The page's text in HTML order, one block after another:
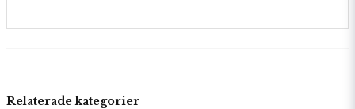
Relaterade kategorier